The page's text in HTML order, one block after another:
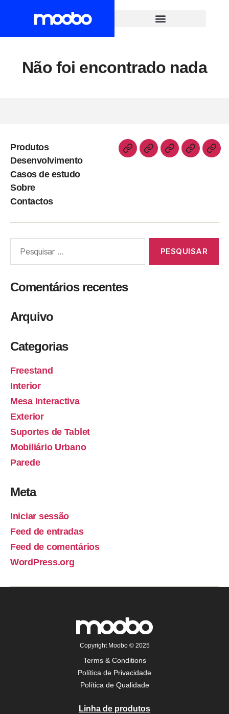
Não foi encontrado nada
Produtos
Desenvolvimento
Casos de estudo
Sobre
Contactos
Comentários recentes
Arquivo
Categorias
Freestand
Interior
Mesa Interactiva
Exterior
Suportes de Tablet
Mobiliário Urbano
Parede
Meta
Iniciar sessão
Feed de entradas
Feed de comentários
WordPress.org
Copyright Moobo © 2025
Terms & Conditions
Política de Privacidade
Política de Qualidade
Linha de produtos